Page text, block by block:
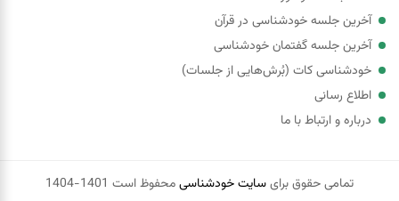
آخرین جلسه خودشناسی در قرآن
آخرین جلسه گفتمان خودشناسی
خودشناسی کات (بُرش‌هایی از جلسات)
اطلاع رسانی
درباره و ارتباط با ما
تمامی حقوق برایسایت خودشناسیمحفوظ است 1401-1404